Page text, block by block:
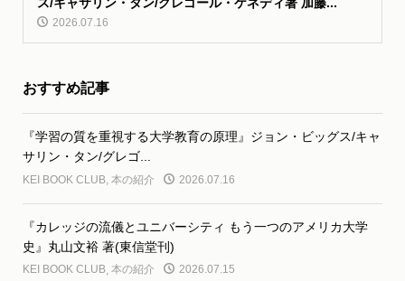
2026.07.16
おすすめ記事
『学習の質を重視する大学教育の原理』ジョン・ビッグス/キャ
サリン・タン/グレゴ...
KEI BOOK CLUB, 本の紹介 2026.07.16
『カレッジの流儀とユニバーシティ もう一つのアメリカ大学
史』丸山文裕 著(東信堂刊)
KEI BOOK CLUB, 本の紹介 2026.07.15